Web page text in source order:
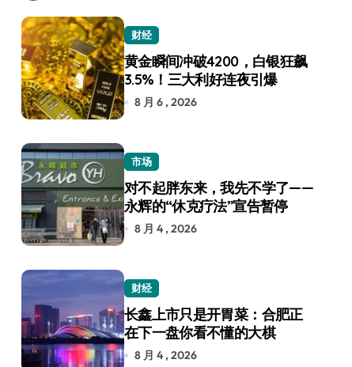
财经
黄金瞬间冲破4200，白银狂飙
3.5%！三大利好连夜引爆
8 月 6 , 2026
市场
对不起胖东来，我先不学了——
永辉的“休克疗法”宣告暂停
8 月 4 , 2026
财经
长鑫上市只是开胃菜：合肥正
在下一盘你看不懂的大棋
8 月 4 , 2026